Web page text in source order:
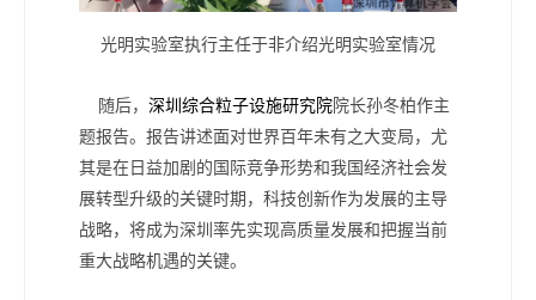
光明实验室执行主任于非介绍光明实验室情况
随后， 深圳综合粒子设施研究院院长孙冬柏作主
题报告。报告讲述面对世界百年未有之大变局，尤
其是在日益加剧的国际竞争形势和我国经济社会发
展转型升级的关键时期，科技创新作为发展的主导
战略，将成为深圳率先实现高质量发展和把握当前
重大战略机遇的关键。